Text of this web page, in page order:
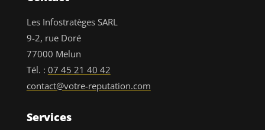
Les Infostratèges SARL
9-2, rue Doré
77000 Melun
Tél. : 07 45 21 40 42
contact@votre-reputation.com
Services